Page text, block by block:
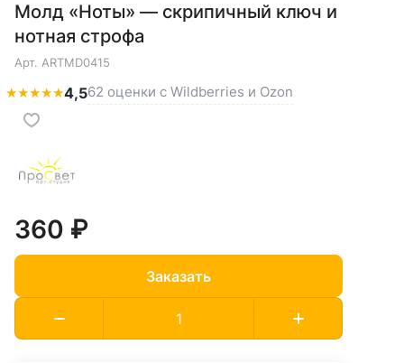
Молд «Ноты» — скрипичный ключ и
нотная строфа
Арт. ARTMD0415
★★★★★4,562 оценки с Wildberries и Ozon
360 ₽
Заказать